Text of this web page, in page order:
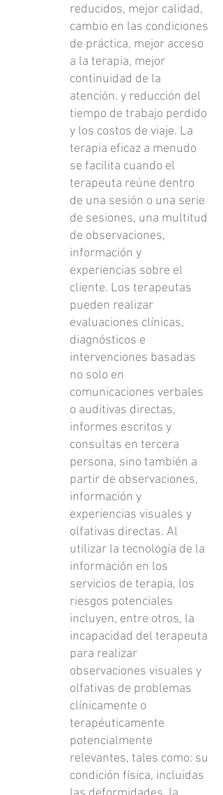
reducidos, mejor calidad,
cambio en las condiciones
de práctica, mejor acceso
a la terapia, mejor
continuidad de la
atención. y reducción del
tiempo de trabajo perdido
y los costos de viaje. La
terapia eficaz a menudo
se facilita cuando el
terapeuta reúne dentro
de una sesión o una serie
de sesiones, una multitud
de observaciones,
información y
experiencias sobre el
cliente. Los terapeutas
pueden realizar
evaluaciones clínicas,
diagnósticos e
intervenciones basadas
no solo en
comunicaciones verbales
o auditivas directas,
informes escritos y
consultas en tercera
persona, sino también a
partir de observaciones,
información y
experiencias visuales y
olfativas directas. Al
utilizar la tecnología de la
información en los
servicios de terapia, los
riesgos potenciales
incluyen, entre otros, la
incapacidad del terapeuta
para realizar
observaciones visuales y
olfativas de problemas
clínicamente o
terapéuticamente
potencialmente
relevantes, tales como: su
condición física, incluidas